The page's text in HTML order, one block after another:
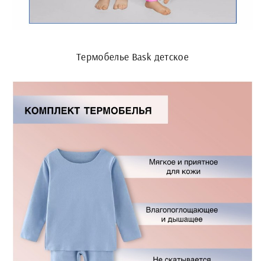
Термобелье Bask детское